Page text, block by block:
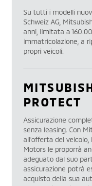
Su tutti i modelli
Schweiz AG,
anni, limitata a
immatricolazione, a
propri veicoli.
PROTECT
Assicurazione
senza leasing. Con
all’offerta del
Motors le proporrà
adeguato dal suo
assicurazione potrà
acquisto della sua